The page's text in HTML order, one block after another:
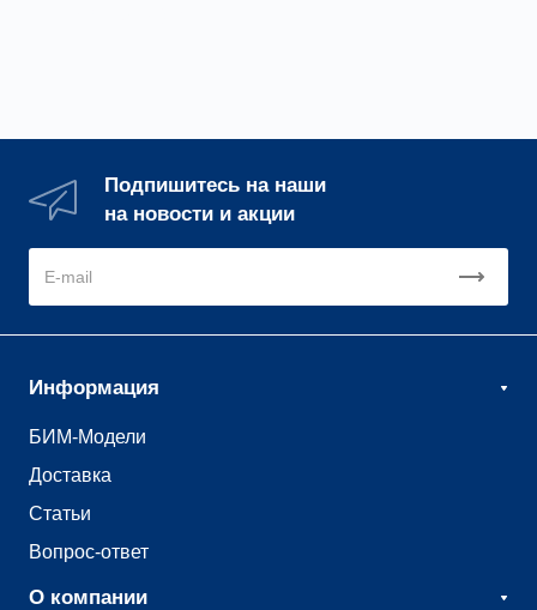
Подпишитесь на наши
на новости и акции
Информация
БИМ-Модели
Доставка
Статьи
Вопрос-ответ
О компании